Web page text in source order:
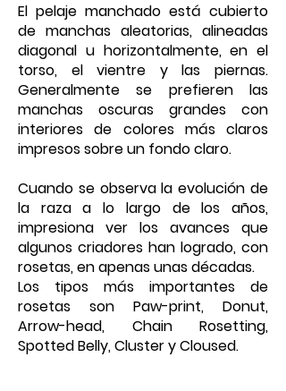
El pelaje manchado está cubierto
de manchas aleatorias, alineadas
diagonal u horizontalmente, en el
torso, el vientre y las piernas.
Generalmente se prefieren las
manchas oscuras grandes con
interiores de colores más claros
impresos sobre un fondo claro.
Cuando se observa la evolución de
la raza a lo largo de los años,
impresiona ver los avances que
algunos criadores han logrado, con
rosetas, en apenas unas décadas.
Los tipos más importantes de
rosetas son Paw-print, Donut,
Arrow-head, Chain Rosetting,
Spotted Belly, Cluster y Cloused.